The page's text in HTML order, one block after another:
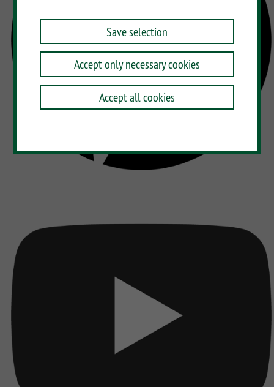
Save selection
Accept only necessary cookies
Accept all cookies